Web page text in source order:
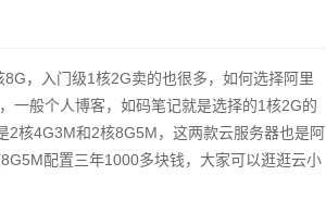
，入门级1核2G卖的也很多，如何选择阿里
一般个人博客，如码笔记就是选择的1核2G的
2核4G3M和2核8G5M，这两款云服务器也是阿
配置三年1000多块钱，大家可以逛逛云小